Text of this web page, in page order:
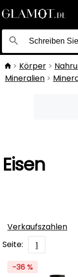
Körper
Mineralien
Eisen
Verkaufszahlen
Seite:
1
-36 %